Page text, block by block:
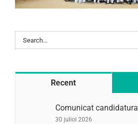
Search
for:
Recent
Comunicat candidatura
30 juliol 2026